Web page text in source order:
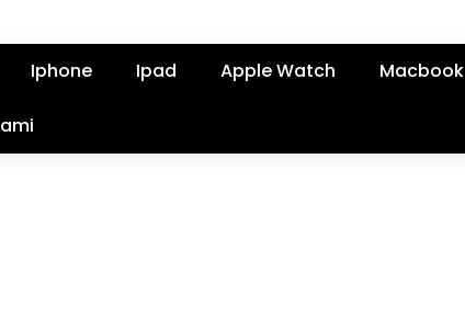
Iphone Ipad Apple Watch Macbook